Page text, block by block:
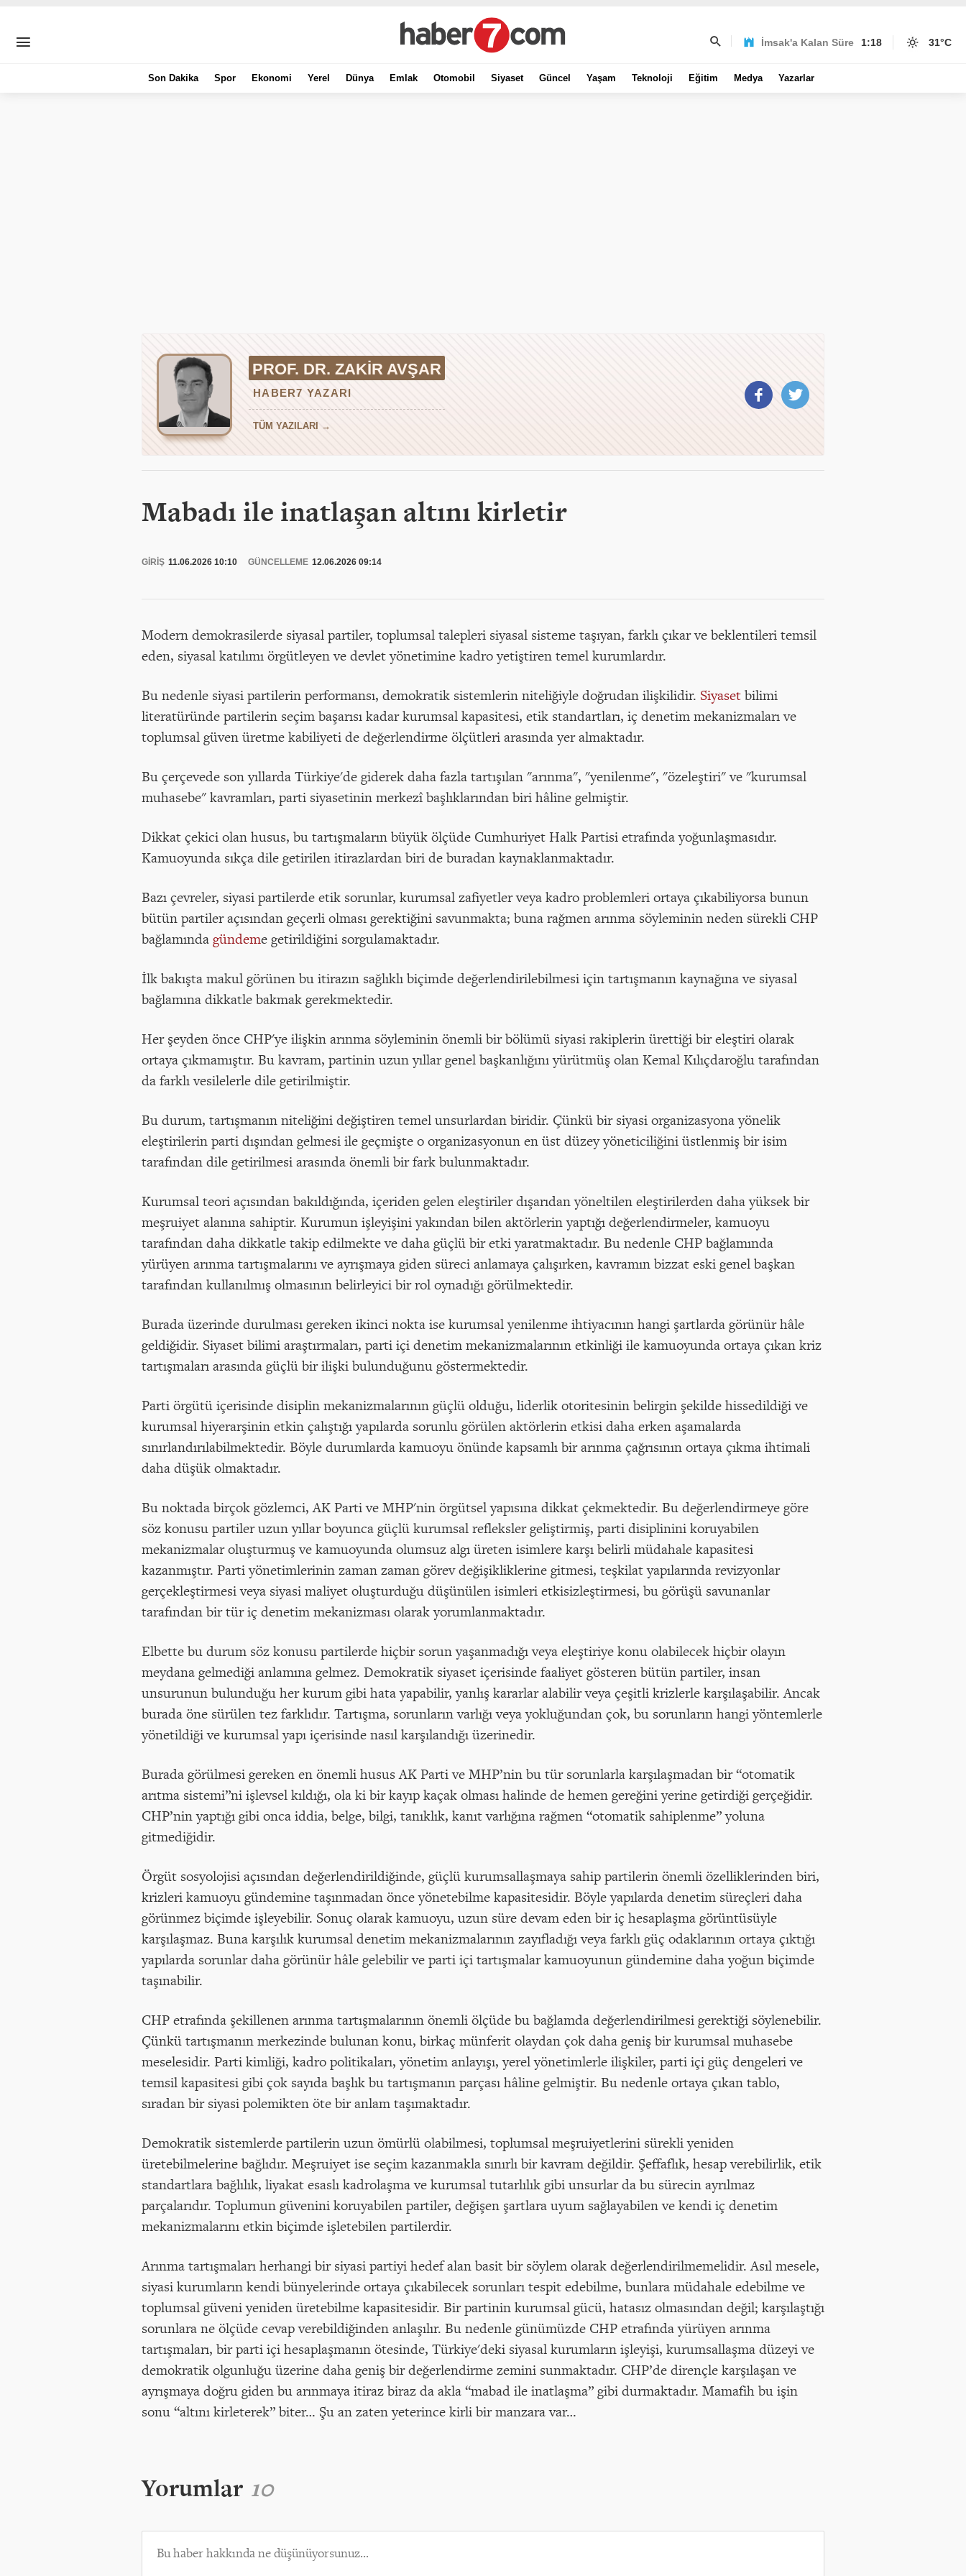
İmsak'a Kalan Süre 1:18 31°C
Son Dakika Spor Ekonomi Yerel Dünya Emlak Otomobil Siyaset Güncel Yaşam Teknoloji Eğitim Medya Yazarlar
PROF. DR. ZAKIR AVŞAR
HABER7 YAZARI
TÜM YAZILARI →
Mabadı ile inatlaşan altını kirletir
GİRİŞ 11.06.2026 10:10 GÜNCELLEME 12.06.2026 09:14
Modern demokrasilerde siyasal partiler, toplumsal talepleri siyasal sisteme taşıyan, farklı çıkar ve beklentileri temsil
eden, siyasal katılımı örgütleyen ve devlet yönetimine kadro yetiştiren temel kurumlardır.
Bu nedenle siyasi partilerin performansı, demokratik sistemlerin niteliğiyle doğrudan ilişkilidir. Siyasetbilimi
literatüründe partilerin seçim başarısı kadar kurumsal kapasitesi, etik standartları, iç denetim mekanizmaları ve
toplumsal güven üretme kabiliyeti de değerlendirme ölçütleri arasında yer almaktadır.
Bu çerçevede son yıllarda Türkiye'de giderek daha fazla tartışılan "arınma", "yenilenme", "özeleştiri" ve "kurumsal
muhasebe" kavramları, parti siyasetinin merkezî başlıklarından biri hâline gelmiştir.
Dikkat çekici olan husus, bu tartışmaların büyük ölçüde Cumhuriyet Halk Partisi etrafında yoğunlaşmasıdır.
Kamuoyunda sıkça dile getirilen itirazlardan biri de buradan kaynaklanmaktadır.
Bazı çevreler, siyasi partilerde etik sorunlar, kurumsal zafiyetler veya kadro problemleri ortaya çıkabiliyorsa bunun
bütün partiler açısından geçerli olması gerektiğini savunmakta; buna rağmen arınma söyleminin neden sürekli CHP
bağlamındagündeme getirildiğini sorgulamaktadır.
İlk bakışta makul görünen bu itirazın sağlıklı biçimde değerlendirilebilmesi için tartışmanın kaynağına ve siyasal
bağlamına dikkatle bakmak gerekmektedir.
Her şeyden önce CHP'ye ilişkin arınma söyleminin önemli bir bölümü siyasi rakiplerin ürettiği bir eleştiri olarak
ortaya çıkmamıştır. Bu kavram, partinin uzun yıllar genel başkanlığını yürütmüş olan Kemal Kılıçdaroğlu tarafından
da farklı vesilelerle dile getirilmiştir.
Bu durum, tartışmanın niteliğini değiştiren temel unsurlardan biridir. Çünkü bir siyasi organizasyona yönelik
eleştirilerin parti dışından gelmesi ile geçmişte o organizasyonun en üst düzey yöneticiliğini üstlenmiş bir isim
tarafından dile getirilmesi arasında önemli bir fark bulunmaktadır.
Kurumsal teori açısından bakıldığında, içeriden gelen eleştiriler dışarıdan yöneltilen eleştirilerden daha yüksek bir
meşruiyet alanına sahiptir. Kurumun işleyişini yakından bilen aktörlerin yaptığı değerlendirmeler, kamuoyu
tarafından daha dikkatle takip edilmekte ve daha güçlü bir etki yaratmaktadır. Bu nedenle CHP bağlamında
yürüyen arınma tartışmalarını ve ayrışmaya giden süreci anlamaya çalışırken, kavramın bizzat eski genel başkan
tarafından kullanılmış olmasının belirleyici bir rol oynadığı görülmektedir.
Burada üzerinde durulması gereken ikinci nokta ise kurumsal yenilenme ihtiyacının hangi şartlarda görünür hâle
geldiğidir. Siyaset bilimi araştırmaları, parti içi denetim mekanizmalarının etkinliği ile kamuoyunda ortaya çıkan kriz
tartışmaları arasında güçlü bir ilişki bulunduğunu göstermektedir.
Parti örgütü içerisinde disiplin mekanizmalarının güçlü olduğu, liderlik otoritesinin belirgin şekilde hissedildiği ve
kurumsal hiyerarşinin etkin çalıştığı yapılarda sorunlu görülen aktörlerin etkisi daha erken aşamalarda
sınırlandırılabilmektedir. Böyle durumlarda kamuoyu önünde kapsamlı bir arınma çağrısının ortaya çıkma ihtimali
daha düşük olmaktadır.
Bu noktada birçok gözlemci, AK Parti ve MHP'nin örgütsel yapısına dikkat çekmektedir. Bu değerlendirmeye göre
söz konusu partiler uzun yıllar boyunca güçlü kurumsal refleksler geliştirmiş, parti disiplinini koruyabilen
mekanizmalar oluşturmuş ve kamuoyunda olumsuz algı üreten isimlere karşı belirli müdahale kapasitesi
kazanmıştır. Parti yönetimlerinin zaman zaman görev değişikliklerine gitmesi, teşkilat yapılarında revizyonlar
gerçekleştirmesi veya siyasi maliyet oluşturduğu düşünülen isimleri etkisizleştirmesi, bu görüşü savunanlar
tarafından bir tür iç denetim mekanizması olarak yorumlanmaktadır.
Elbette bu durum söz konusu partilerde hiçbir sorun yaşanmadığı veya eleştiriye konu olabilecek hiçbir olayın
meydana gelmediği anlamına gelmez. Demokratik siyaset içerisinde faaliyet gösteren bütün partiler, insan
unsurunun bulunduğu her kurum gibi hata yapabilir, yanlış kararlar alabilir veya çeşitli krizlerle karşılaşabilir. Ancak
burada öne sürülen tez farklıdır. Tartışma, sorunların varlığı veya yokluğundan çok, bu sorunların hangi yöntemlerle
yönetildiği ve kurumsal yapı içerisinde nasıl karşılandığı üzerinedir.
Burada görülmesi gereken en önemli husus AK Parti ve MHP’nin bu tür sorunlarla karşılaşmadan bir “otomatik
arıtma sistemi”ni işlevsel kıldığı, ola ki bir kayıp kaçak olması halinde de hemen gereğini yerine getirdiği gerçeğidir.
CHP’nin yaptığı gibi onca iddia, belge, bilgi, tanıklık, kanıt varlığına rağmen “otomatik sahiplenme” yoluna
gitmediğidir.
Örgüt sosyolojisi açısından değerlendirildiğinde, güçlü kurumsallaşmaya sahip partilerin önemli özelliklerinden biri,
krizleri kamuoyu gündemine taşınmadan önce yönetebilme kapasitesidir. Böyle yapılarda denetim süreçleri daha
görünmez biçimde işleyebilir. Sonuç olarak kamuoyu, uzun süre devam eden bir iç hesaplaşma görüntüsüyle
karşılaşmaz. Buna karşılık kurumsal denetim mekanizmalarının zayıfladığı veya farklı güç odaklarının ortaya çıktığı
yapılarda sorunlar daha görünür hâle gelebilir ve parti içi tartışmalar kamuoyunun gündemine daha yoğun biçimde
taşınabilir.
CHP etrafında şekillenen arınma tartışmalarının önemli ölçüde bu bağlamda değerlendirilmesi gerektiği söylenebilir.
Çünkü tartışmanın merkezinde bulunan konu, birkaç münferit olaydan çok daha geniş bir kurumsal muhasebe
meselesidir. Parti kimliği, kadro politikaları, yönetim anlayışı, yerel yönetimlerle ilişkiler, parti içi güç dengeleri ve
temsil kapasitesi gibi çok sayıda başlık bu tartışmanın parçası hâline gelmiştir. Bu nedenle ortaya çıkan tablo,
sıradan bir siyasi polemikten öte bir anlam taşımaktadır.
Demokratik sistemlerde partilerin uzun ömürlü olabilmesi, toplumsal meşruiyetlerini sürekli yeniden
üretebilmelerine bağlıdır. Meşruiyet ise seçim kazanmakla sınırlı bir kavram değildir. Şeffaflık, hesap verebilirlik, etik
standartlara bağlılık, liyakat esaslı kadrolaşma ve kurumsal tutarlılık gibi unsurlar da bu sürecin ayrılmaz
parçalarıdır. Toplumun güvenini koruyabilen partiler, değişen şartlara uyum sağlayabilen ve kendi iç denetim
mekanizmalarını etkin biçimde işletebilen partilerdir.
Arınma tartışmaları herhangi bir siyasi partiyi hedef alan basit bir söylem olarak değerlendirilmemelidir. Asıl mesele,
siyasi kurumların kendi bünyelerinde ortaya çıkabilecek sorunları tespit edebilme, bunlara müdahale edebilme ve
toplumsal güveni yeniden üretebilme kapasitesidir. Bir partinin kurumsal gücü, hatasız olmasından değil; karşılaştığı
sorunlara ne ölçüde cevap verebildiğinden anlaşılır. Bu nedenle günümüzde CHP etrafında yürüyen arınma
tartışmaları, bir parti içi hesaplaşmanın ötesinde, Türkiye'deki siyasal kurumların işleyişi, kurumsallaşma düzeyi ve
demokratik olgunluğu üzerine daha geniş bir değerlendirme zemini sunmaktadır. CHP’de dirençle karşılaşan ve
ayrışmaya doğru giden bu arınmaya itiraz biraz da akla “mabad ile inatlaşma” gibi durmaktadır. Mamafih bu işin
sonu “altını kirleterek” biter… Şu an zaten yeterince kirli bir manzara var…
Yorumlar 10